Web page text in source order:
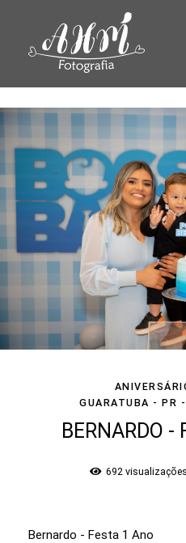
GUARATUBA - PR
BERNARDO -
692 visualizações
Bernardo - Festa 1 Ano